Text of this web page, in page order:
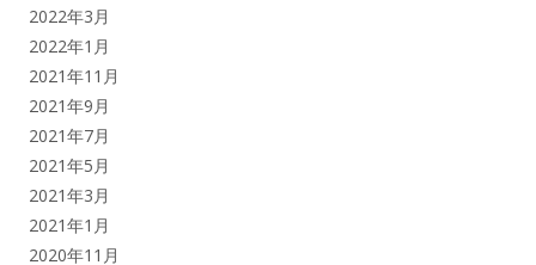
2022年3月
2022年1月
2021年11月
2021年9月
2021年7月
2021年5月
2021年3月
2021年1月
2020年11月